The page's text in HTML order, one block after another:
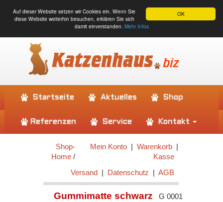
OK
Auf dieser Website setzen wir Cookies ein. Wenn Sie
diese Website weiterhin besuchen, erklären Sie sich
damit einverstanden. Mehr Infos
Startseite Aktuelles Shop
Referenzen Service Kontakt
Shop-
Home /
Mein Konto| Warenkorb|
Kasse
Versand
Datenschutz AGB
Gummimatte schwarz G 0001